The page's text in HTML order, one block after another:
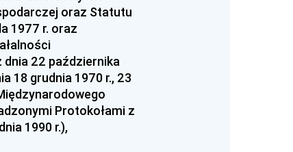
oraz Statutu
1977 r. oraz
dnia 22 października
18 grudnia 1970 r., 23
Protokołami z
1990 r.),